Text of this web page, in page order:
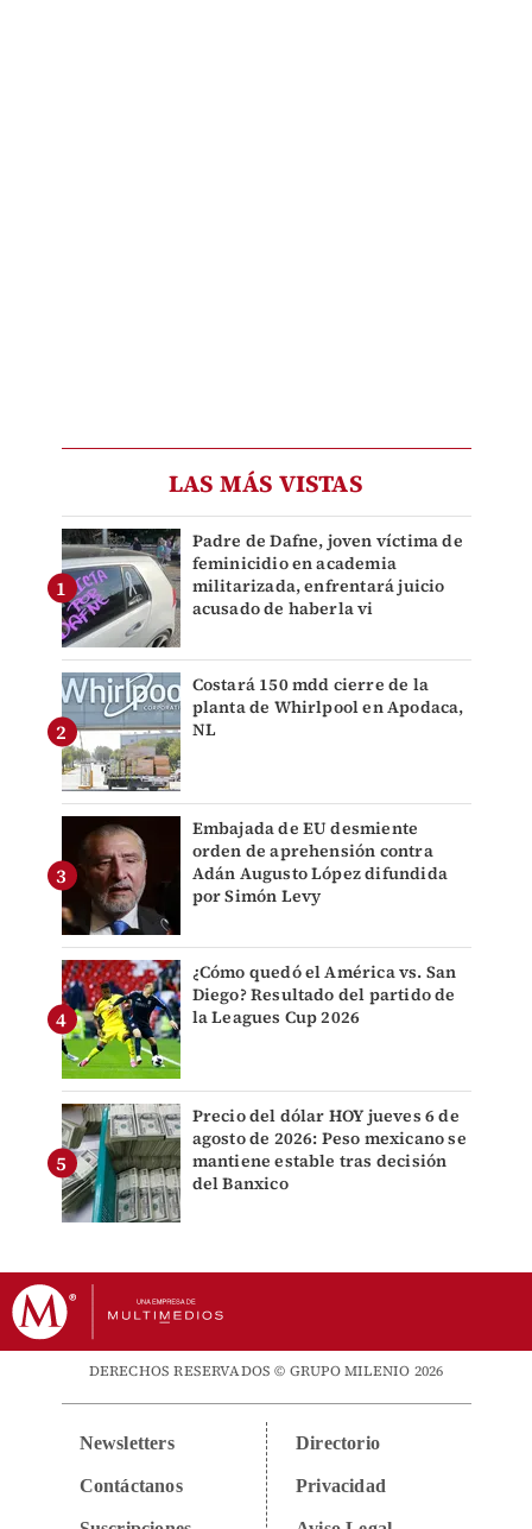
LAS MÁS VISTAS
Padre de Dafne, joven víctima de
feminicidio en academia
militarizada, enfrentará juicio
acusado de haberla vi
Costará 150 mdd cierre de la
planta de Whirlpool en Apodaca,
NL
Embajada de EU desmiente
orden de aprehensión contra
Adán Augusto López difundida
por Simón Levy
¿Cómo quedó el América vs. San
Diego? Resultado del partido de
la Leagues Cup 2026
Precio del dólar HOY jueves 6 de
agosto de 2026: Peso mexicano se
mantiene estable tras decisión
del Banxico
DERECHOS RESERVADOS © GRUPO MILENIO 2026
Newsletters
Contáctanos
Directorio
Privacidad